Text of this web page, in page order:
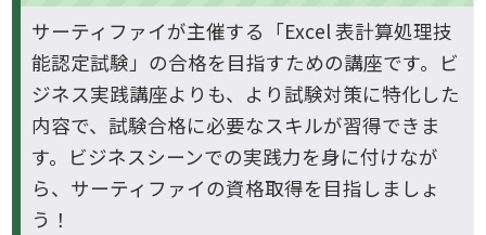
サーティファイが主催する「Excel 表計算処理技
能認定試験」の合格を目指すための講座です。ビ
ジネス実践講座よりも、より試験対策に特化した
内容で、試験合格に必要なスキルが習得できま
す。ビジネスシーンでの実践力を身に付けなが
ら、サーティファイの資格取得を目指しましょ
う！